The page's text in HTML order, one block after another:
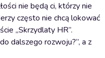
nie będą ci, którzy nie
często nie chcą lokować
„Skrzydlaty HR”.
dalszego rozwoju?”, a z